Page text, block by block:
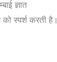
ज्ञात
को स्पर्श करती है।